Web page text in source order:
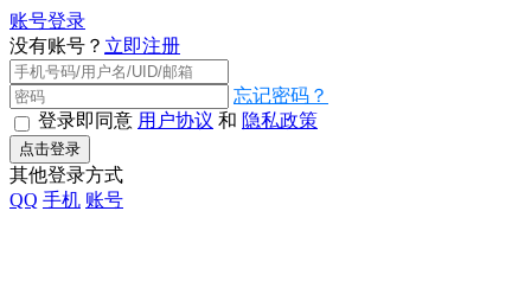
账号登录
没有账号？ 立即注册
忘记密码？
登录即同意 用户协议 和 隐私政策
点击登录
其他登录方式
QQ 手机 账号